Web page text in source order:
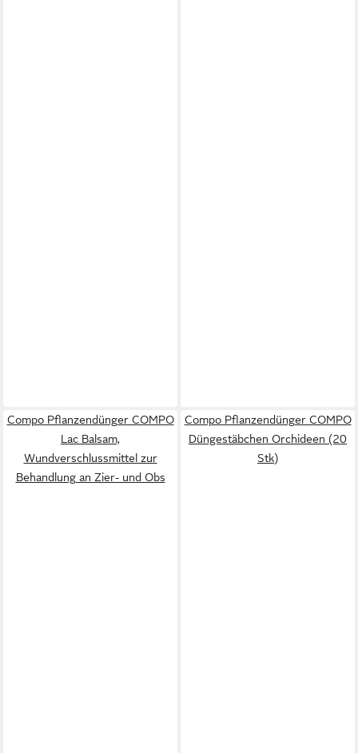
Compo Pflanzendünger COMPO
Lac Balsam,
Wundverschlussmittel zur
Behandlung an Zier- und Obs
Compo Pflanzendünger COMPO
Düngestäbchen Orchideen (20
Stk)